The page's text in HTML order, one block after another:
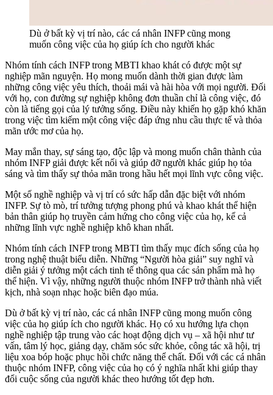
Dù ở bất kỳ vị trí nào, các cá nhân INFP cũng mong
muốn công việc của họ giúp ích cho người khác
Nhóm tính cách INFP trong MBTI khao khát có được một sự
nghiệp mãn nguyện. Họ mong muốn dành thời gian được làm
những công việc yêu thích, thoải mái và hài hòa với mọi người. Đối
với họ, con đường sự nghiệp không đơn thuần chỉ là công việc, đó
còn là tiếng gọi của lý tưởng sống. Điều này khiến họ gặp khó khăn
trong việc tìm kiếm một công việc đáp ứng nhu cầu thực tế và thỏa
mãn ước mơ của họ.
May mắn thay, sự sáng tạo, độc lập và mong muốn chân thành của
nhóm INFP giải được kết nối và giúp đỡ người khác giúp họ tỏa
sáng và tìm thấy sự thỏa mãn trong hầu hết mọi lĩnh vực công việc.
Một số nghề nghiệp và vị trí có sức hấp dẫn đặc biệt với nhóm
INFP. Sự tò mò, trí tưởng tượng phong phú và khao khát thể hiện
bản thân giúp họ truyền cảm hứng cho công việc của họ, kể cả
những lĩnh vực nghề nghiệp khô khan nhất.
Nhóm tính cách INFP trong MBTI tìm thấy mục đích sống của họ
trong nghệ thuật biểu diễn. Những “Người hòa giải” suy nghĩ và
diễn giải ý tưởng một cách tinh tế thông qua các sản phẩm mà họ
thể hiện. Vì vậy, những người thuộc nhóm INFP trở thành nhà viết
kịch, nhà soạn nhạc hoặc biên đạo múa.
Dù ở bất kỳ vị trí nào, các cá nhân INFP cũng mong muốn công
việc của họ giúp ích cho người khác. Họ có xu hướng lựa chọn
nghề nghiệp tập trung vào các hoạt động dịch vụ – xã hội như tư
vấn, tâm lý học, giảng dạy, chăm sóc sức khỏe, công tác xã hội, trị
liệu xoa bóp hoặc phục hồi chức năng thể chất. Đối với các cá nhân
thuộc nhóm INFP, công việc của họ có ý nghĩa nhất khi giúp thay
đổi cuộc sống của người khác theo hướng tốt đẹp hơn.